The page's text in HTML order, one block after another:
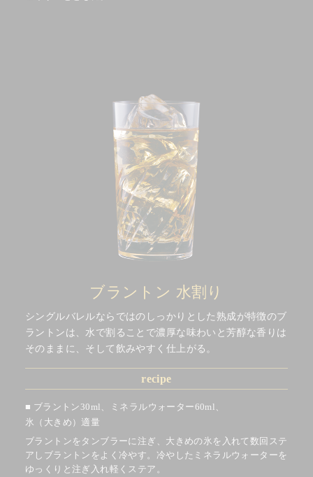
ブラントン 水割り
シングルバレルならではのしっかりとした熟成が特徴のブ
ラントンは、水で割ることで濃厚な味わいと芳醇な香りは
そのままに、そして飲みやすく仕上がる。
recipe
ブラントン30ml、ミネラルウォーター60ml、
氷（大きめ）適量
ブラントンをタンブラーに注ぎ、大きめの氷を入れて数回ステ
アしブラントンをよく冷やす。冷やしたミネラルウォーターを
ゆっくりと注ぎ入れ軽くステア。